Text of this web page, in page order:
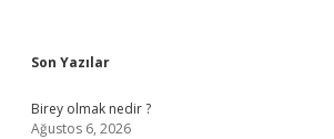
Sidebar
Son Yazılar
Birey olmak nedir ?
Ağustos 6, 2026